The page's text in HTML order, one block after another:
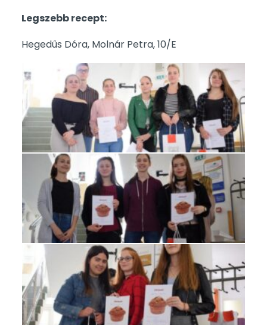
Legszebb recept:
Hegedűs Dóra, Molnár Petra, 10/E